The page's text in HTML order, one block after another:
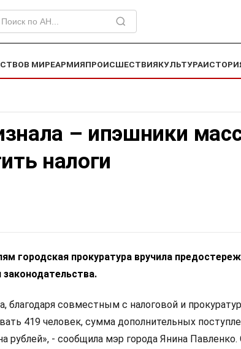
В МИРЕАРМИЯПРОИСШЕСТВИЯКУЛЬТУРА
– ипэшники
налоги
городская прокуратура вручила
благодаря совместным с налоговой и
419 человек, сумма дополнительных
рублей», - сообщила мэр города Янина Павленко.